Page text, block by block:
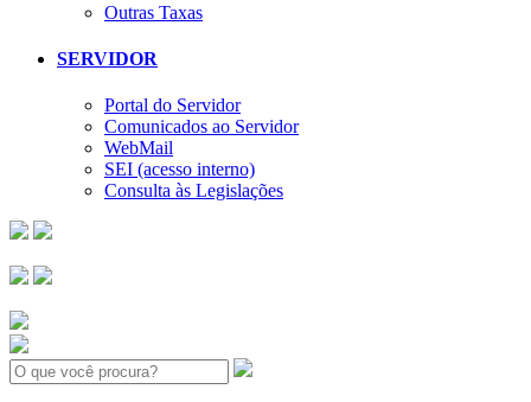
Outras Taxas
SERVIDOR
Portal do Servidor
Comunicados ao Servidor
WebMail
SEI (acesso interno)
Consulta às Legislações
Search: